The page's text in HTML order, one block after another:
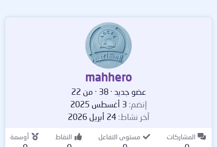
mahhero
عضو جديد ·
38
· من 22
إنضم 3 أغسطس 2025
آخر نشاط 24 أبريل 2026
المشاركات مستوى التفاعل النقاط أوسمة